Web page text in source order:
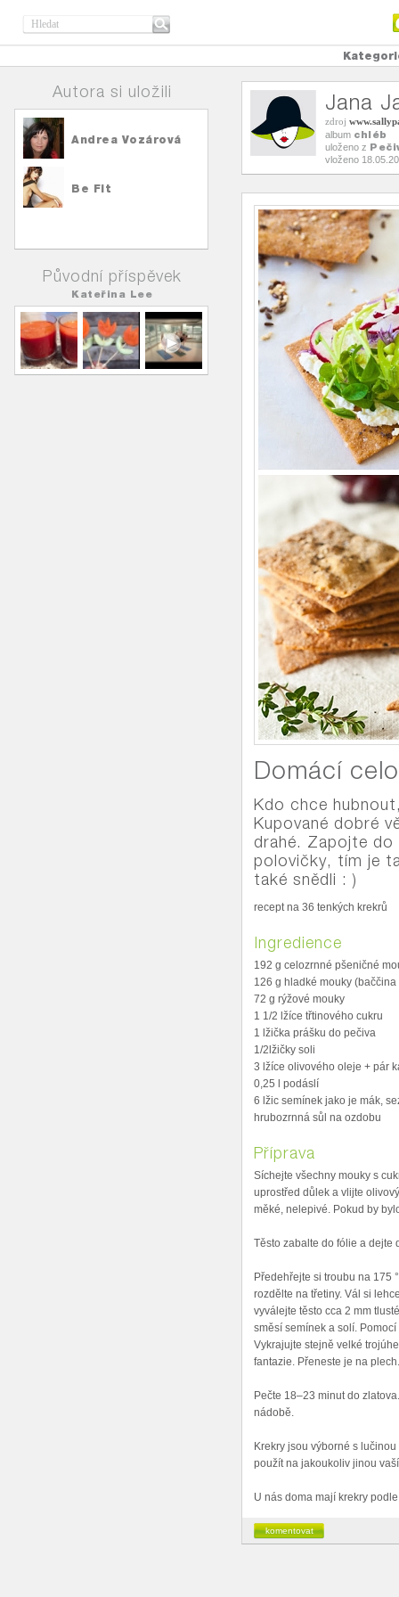
Autora si uložili
Andrea Vozárová
Be Fit
Původní příspěvek
Kateřina Lee
Jana
zdroj
album chléb
uloženo z
vloženo
Domácí
Kdo chce
Kupované dobré
drahé. Zapojte do
polovičky, tím je
také snědli : )
recept na 36 tenkých krekrů
Ingredience
192 g celozrnné pšeničné
126 g hladké mouky (baččina
72 g rýžové mouky
1 1/2 lžíce třtinového cukru
1 lžička prášku do pečiva
1/2lžičky soli
3 lžíce olivového oleje + pár
0,25 l podáslí
6 lžic semínek jako je mák,
hrubozrnná sůl na ozdobu
Příprava
Síchejte všechny mouky s
uprostřed důlek a vlijte
měké, nelepivé. Pokud by
Těsto zabalte do fólie a dejte
Předehřejte si troubu na 175
rozdělte na třetiny. Vál si
vyválejte těsto cca 2 mm
směsí semínek a solí.
Vykrajujte stejně velké
fantazie. Přeneste je na plech.
Pečte 18–23 minut do
nádobě.
Krekry jsou výborné s
použít na jakoukoliv jinou
U nás doma mají krekry
komentovat